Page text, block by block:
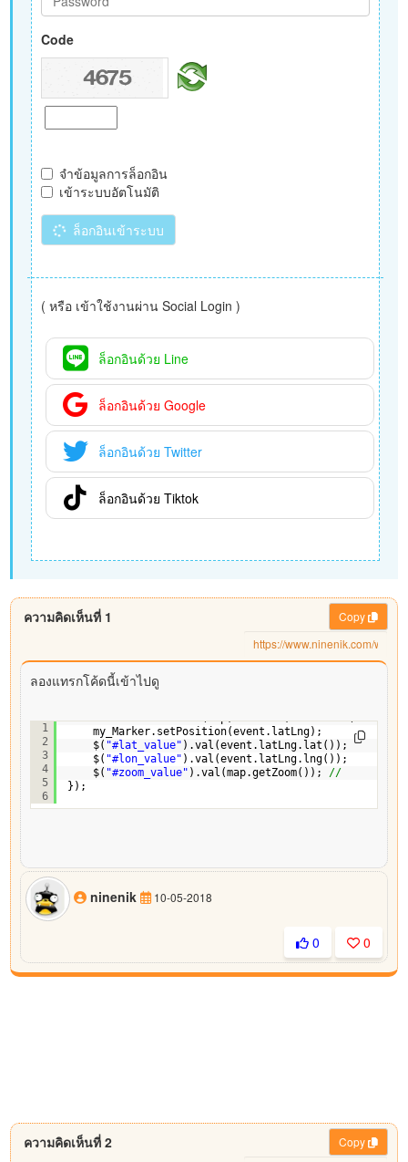
Code
จำข้อมูลการล็อกอิน
เข้าระบบอัตโนมัติ
ล็อกอินเข้าระบบ
( หรือ เข้าใช้งานผ่าน Social Login )
ล็อกอินด้วย Line
ล็อกอินด้วย Google
ล็อกอินด้วย Twitter
ล็อกอินด้วย Tiktok
ความคิดเห็นที่ 1 Copy
ลองแทรกโค้ดนี้เข้าไปดู
1
2
3
4
5
6
my_Marker.setPosition(event.latLng);
$( "#lat_value" ).val(event.latLng.lat());
$( "#lon_value" ).val(event.latLng.lng());
$( "#zoom_value" ).val(map.getZoom()); //
});
ninenik 10-05-2018
0 0
ความคิดเห็นที่ 2 Copy